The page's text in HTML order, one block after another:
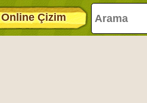
Online Çizim